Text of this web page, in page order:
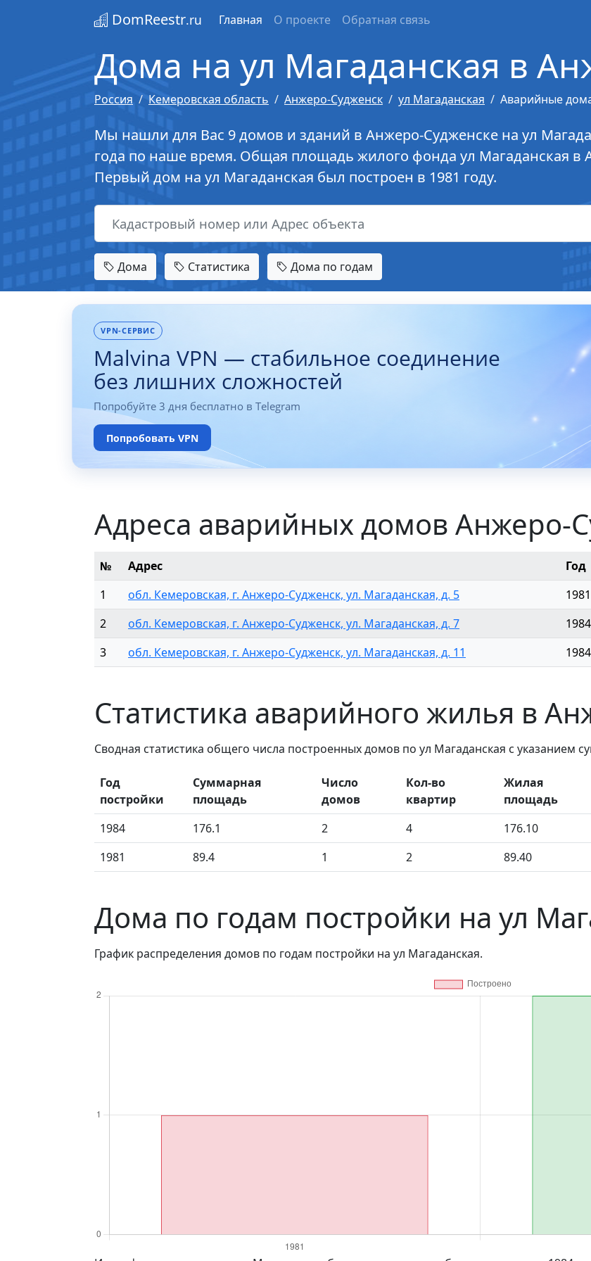
DomReestr.ru Главная О проекте Обратная связь
Дома на ул Магаданская в
Россия Кемеровская область Анжеро-Судженск ул Магаданская Аварийные
Мы нашли для Вас 9 домов и зданий в Анжеро-Судженске на ул
года по наше время. Общая площадь жилого фонда ул Магаданская в
Первый дом на ул Магаданская был построен в 1981 году.
Дома Статистика Дома по годам
VPN-СЕРВИС
Malvina VPN — стабильное соединение
без лишних сложностей
Попробуйте 3 дня бесплатно в Telegram
Попробовать VPN
Адреса аварийных домов Анжеро-
№ Адрес Год
1
обл. Кемеровская, г. Анжеро-Судженск, ул. Магаданская, д. 5 1981
2
обл. Кемеровская, г. Анжеро-Судженск, ул. Магаданская, д. 7 1984
3
обл. Кемеровская, г. Анжеро-Судженск, ул. Магаданская, д. 11 1984
Статистика аварийного жилья в
Сводная статистика общего числа построенных домов по ул Магаданская с указанием
Год
постройки
Суммарная
площадь
Число
домов
Кол-во
квартир
Жилая
площадь
1984
176.1 2 4 176.10
1981
89.4 1 2 89.40
Дома по годам постройки на ул
График распределения домов по годам постройки на ул Магаданская.